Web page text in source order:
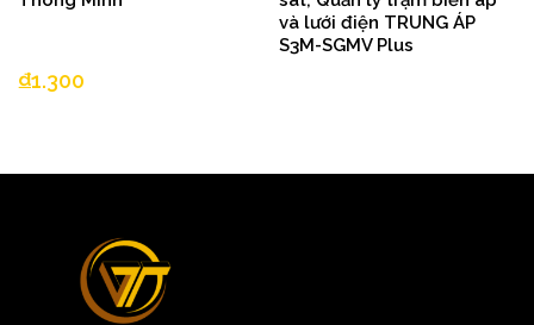
₫1.300
và lưới điện TRUNG ÁP
S3M-SGMV Plus